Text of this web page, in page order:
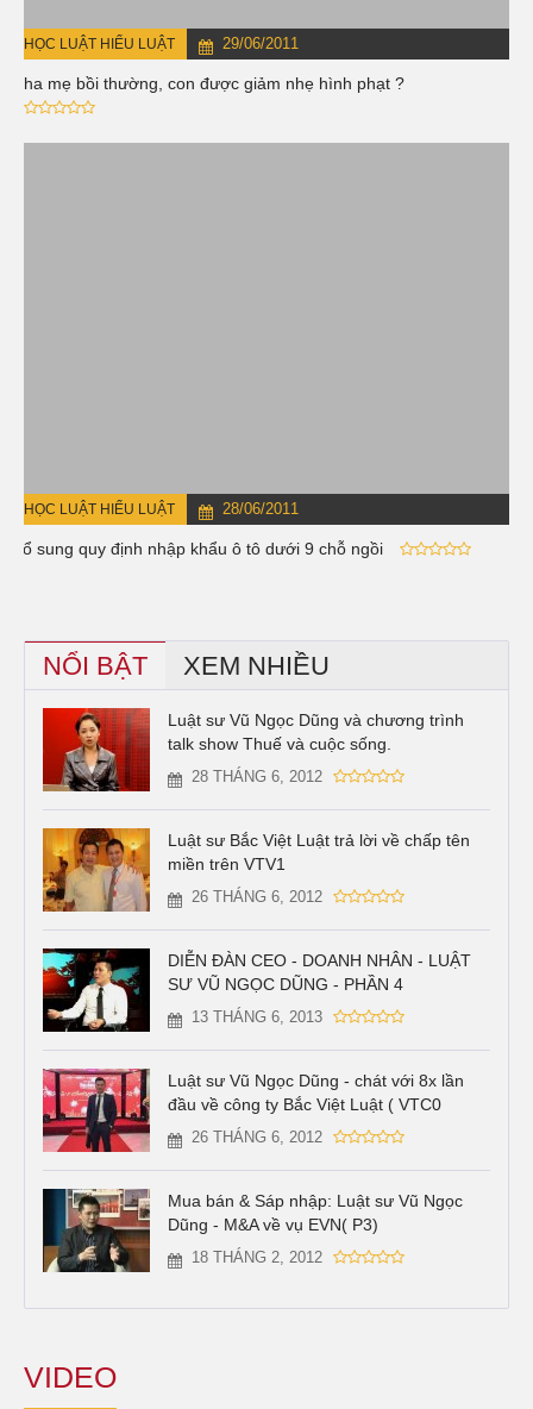
HỌC LUẬT HIỂU LUẬT 29/06/2011
Cha mẹ bồi thường, con được giảm nhẹ hình phạt ?
HỌC LUẬT HIỂU LUẬT 28/06/2011
Bổ sung quy định nhập khẩu ô tô dưới 9 chỗ ngồi
NỔI BẬT XEM NHIỀU
Luật sư Vũ Ngọc Dũng và chương trình
talk show Thuế và cuộc sống.
28 THÁNG 6, 2012
Luật sư Bắc Việt Luật trả lời về chấp tên
miền trên VTV1
26 THÁNG 6, 2012
DIỄN ĐÀN CEO - DOANH NHÂN - LUẬT
SƯ VŨ NGỌC DŨNG - PHẦN 4
13 THÁNG 6, 2013
Luật sư Vũ Ngọc Dũng - chát với 8x lần
đầu về công ty Bắc Việt Luật ( VTC0
26 THÁNG 6, 2012
Mua bán & Sáp nhập: Luật sư Vũ Ngọc
Dũng - M&A về vụ EVN( P3)
18 THÁNG 2, 2012
VIDEO